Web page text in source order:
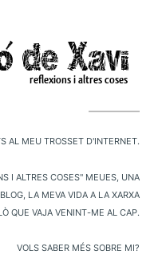
al meu trosset d'internet.
i altres coses" meues, una
la meva vida a la xarxa
que vaja venint-me al cap.
Vols saber més sobre mi?